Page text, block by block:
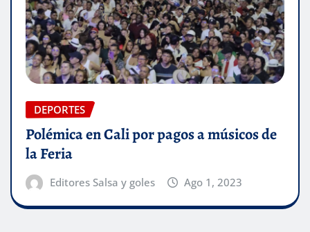
DEPORTES
Polémica en Cali por pagos a músicos de
la Feria
Editores Salsa y goles Ago 1, 2023